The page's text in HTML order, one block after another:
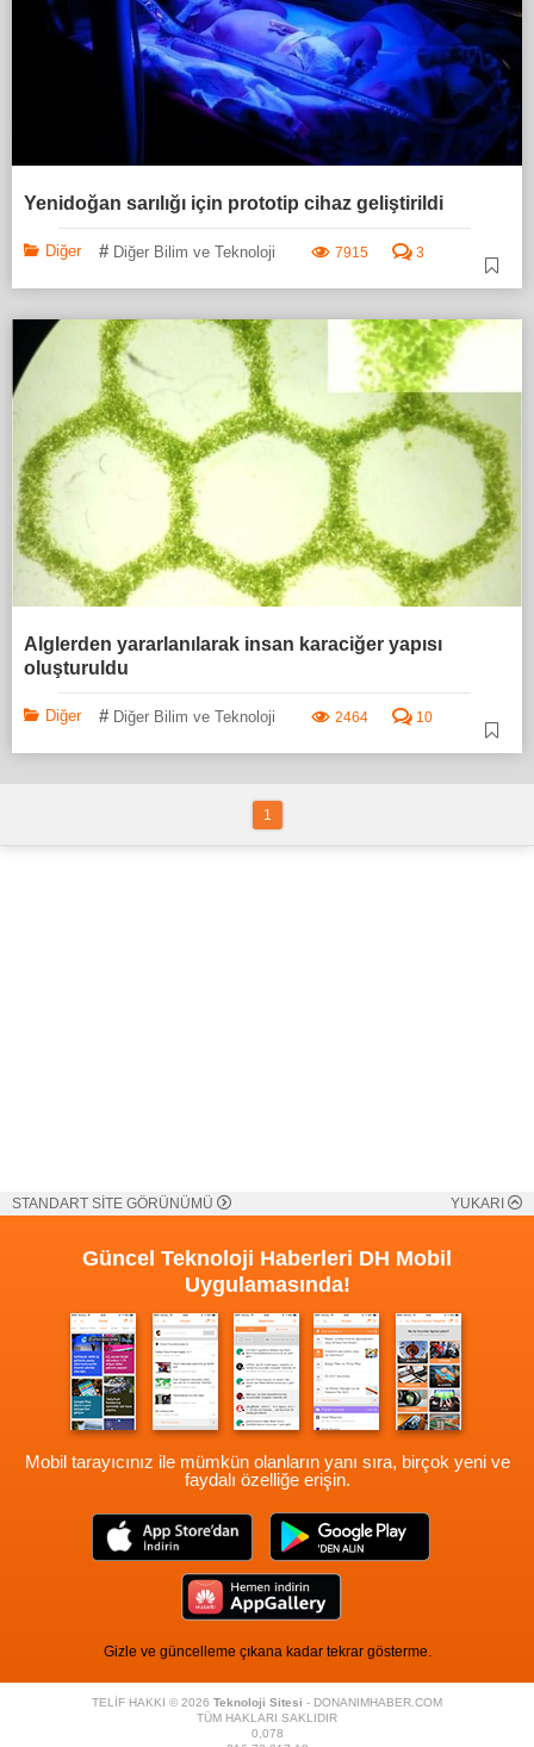
Yenidoğan sarılığı için prototip cihaz geliştirildi
Diğer # Diğer Bilim ve Teknoloji 7915 3
Alglerden yararlanılarak insan karaciğer yapısı
oluşturuldu
Diğer # Diğer Bilim ve Teknoloji 2464 10
1
STANDART SİTE GÖRÜNÜMÜ YUKARI
Güncel Teknoloji Haberleri DH Mobil
Uygulamasında!
Mobil tarayıcınız ile mümkün olanların yanı sıra, birçok yeni ve
faydalı özelliğe erişin.
Gizle ve güncelleme çıkana kadar tekrar gösterme.
TELİF HAKKI © 2026 Teknoloji Sitesi - DONANIMHABER.COM
TÜM HAKLARI SAKLIDIR
0,078